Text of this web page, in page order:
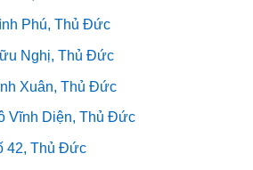
Phú, Thủ Đức
Nghị, Thủ Đức
Xuân, Thủ Đức
Vĩnh Diện, Thủ Đức
42, Thủ Đức